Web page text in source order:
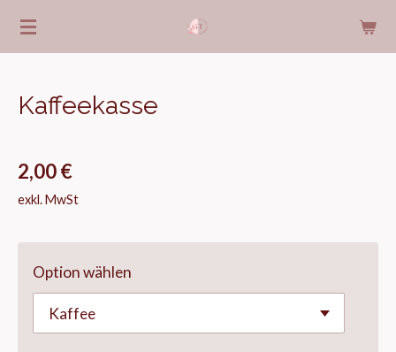
Zum
Hauptinhalt
Kaffeekasse
2,00 €
exkl. MwSt
Option wählen